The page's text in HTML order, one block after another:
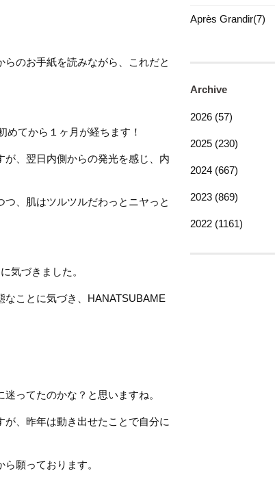
のお手紙を読みながら、これだと
てから１ヶ月が経ちます！
、翌日内側からの発光を感じ、内
、肌はツルツルだわっとニヤっと
気づきました。
ことに気づき、HANATSUBAME
ってたのかな？と思いますね。
、昨年は動き出せたことで自分に
願っております。
Après Grandir(7)
Archive
2026 (57)
2025 (230)
2024 (667)
2023 (869)
2022 (1161)